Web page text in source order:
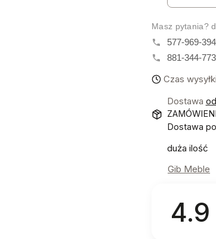
Masz pytania?
577-969-394
881-344-773
Czas
Dostawa
Dostawa
duża ilość
Gib Meble
4.9